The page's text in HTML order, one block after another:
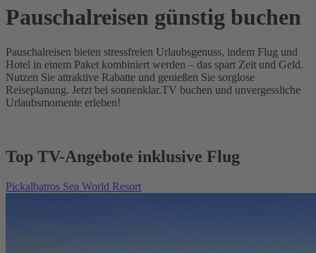
Pauschalreisen günstig buchen
Pauschalreisen bieten stressfreien Urlaubsgenuss, indem Flug und
Hotel in einem Paket kombiniert werden – das spart Zeit und Geld.
Nutzen Sie attraktive Rabatte und genießen Sie sorglose
Reiseplanung. Jetzt bei sonnenklar.TV buchen und unvergessliche
Urlaubsmomente erleben!
Top TV-Angebote inklusive Flug
Pickalbatros Sea World Resort